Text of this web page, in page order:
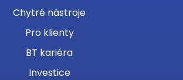
Chytré nástroje
Pro klienty
BT kariéra
Investice